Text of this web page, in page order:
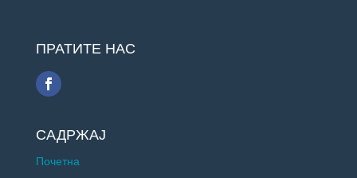
ПРАТИТЕ НАС
САДРЖАЈ
Почетна